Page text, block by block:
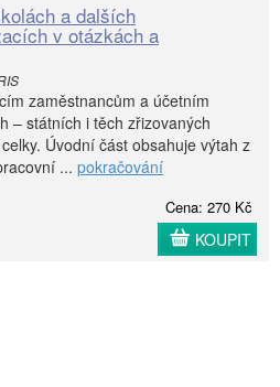
a dalších
v otázkách a
zaměstnancům a účetním
– státních i těch zřizovaných
Úvodní část obsahuje výtah z
... pokračování
Cena: 270 Kč
KOUPIT